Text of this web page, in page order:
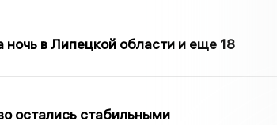
в Липецкой области и еще 18
остались стабильными